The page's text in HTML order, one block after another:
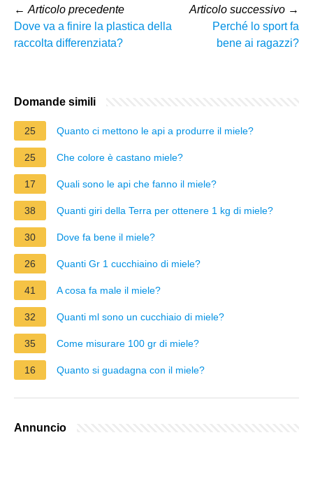
← Articolo precedente
Dove va a finire la plastica della
raccolta differenziata?
Articolo successivo →
Perché lo sport fa
bene ai ragazzi?
Domande simili
25 Quanto ci mettono le api a produrre il miele?
25 Che colore è castano miele?
17 Quali sono le api che fanno il miele?
38 Quanti giri della Terra per ottenere 1 kg di miele?
30 Dove fa bene il miele?
26 Quanti Gr 1 cucchiaino di miele?
41 A cosa fa male il miele?
32 Quanti ml sono un cucchiaio di miele?
35 Come misurare 100 gr di miele?
16 Quanto si guadagna con il miele?
Annuncio